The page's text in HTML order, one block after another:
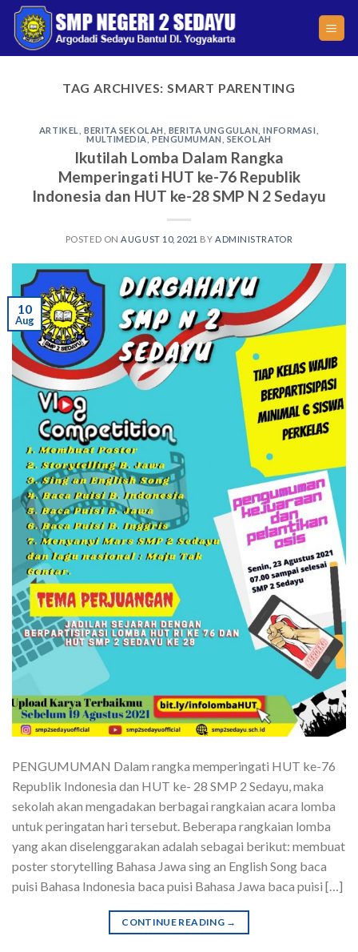
Skip
content
TAG ARCHIVES:SMART PARENTING
ARTIKEL BERITA SEKOLAH BERITA UNGGULAN ,INFORMASI
MULTIMEDIA ,PENGUMUMAN SEKOLAH
Ikutilah Lomba Dalam Rangka
Memperingati HUT ke-76 Republik
Indonesia dan HUT ke-28 SMP N 2 Sedayu
POSTED ON AUGUST 10, 2021 BY ADMINISTRATOR
10
Aug
PENGUMUMAN Dalam rangka memperingati HUT ke-76
Republik Indonesia dan HUT ke- 28 SMP 2 Sedayu, maka
sekolah akan mengadakan berbagai rangkaian acara lomba
untuk peringatan hari tersebut. Beberapa rangkaian lomba
yang akan diselenggarakan adalah sebagai berikut: membuat
poster storytelling Bahasa Jawa sing an English Song baca
puisi Bahasa Indonesia baca puisi Bahasa Jawa baca puisi […]
CONTINUE READING →